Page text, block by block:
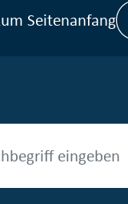
Seitenanfang